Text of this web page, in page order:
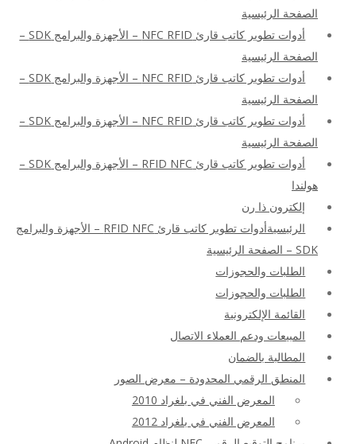
الصفحة الرئيسية
أدوات تطوير كاتب قارئ NFC RFID – الأجهزة والبرامج SDK –
الصفحة الرئيسية
أدوات تطوير كاتب قارئ NFC RFID – الأجهزة والبرامج SDK –
الصفحة الرئيسية
أدوات تطوير كاتب قارئ NFC RFID – الأجهزة والبرامج SDK –
الصفحة الرئيسية
أدوات تطوير كاتب قارئ RFID NFC – الأجهزة والبرامج SDK –
هولندا
إلكترون ذا رن
الرئيسيةأدوات تطوير كاتب قارئ RFID NFC – الأجهزة والبرامج
SDK – الصفحة الرئيسية
الطلبات والحجوزات
الطلبات والحجوزات
القائمة الإلكترونية
المبيعات ودعم العملاء الاتصال
المطالبة بالضمان
المنطق الرقمي المحدودة – معرض الصور
المعرض الفني في بلغراد 2010
المعرض الفني في بلغراد 2012